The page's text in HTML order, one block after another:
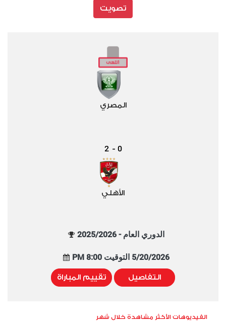
تصويت
المصري
0
-
2
الأهلي
الدوري العام - 2025/2026
5/20/2026 التوقيت 8:00 PM
التفاصيل تقييم المباراة
الفيديوهات الأكثر مشاهدة خلال شهر